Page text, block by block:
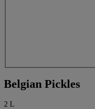
Belgian Pickles
2 L